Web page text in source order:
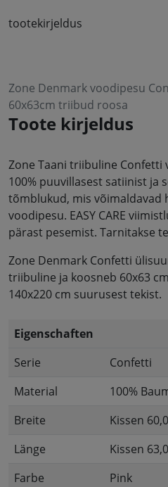
tootekirjeldus
Zone Denmark voodipesu
60x63cm triibud roosa
Toote kirjeldus
Zone Taani triibuline
100% puuvillasest satiinist ja
tõmblukud, mis võimaldavad
voodipesu. EASY CARE
pärast pesemist. Tarnitakse
Zone Denmark Confetti
triibuline ja koosneb 60x63
140x220 cm suurusest tekist.
Eigenschaften
Serie
Confetti
Material
100%
Breite
Kissen
Länge
Kissen
Farbe
Pink